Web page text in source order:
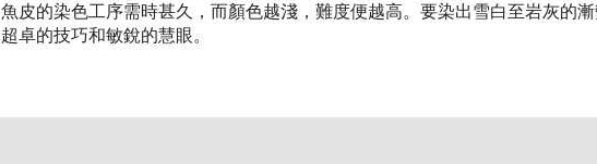
魚皮的染色工序需時甚久，而顏色越淺，難度便越高。要染出雪白至岩灰的
超卓的技巧和敏銳的慧眼。